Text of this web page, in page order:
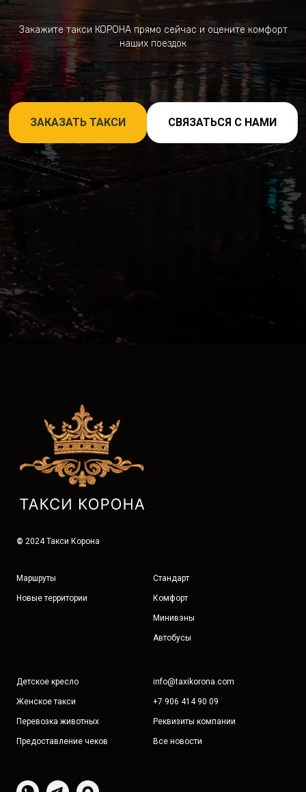
Закажите такси КОРОНА прямо сейчас и оцените комфорт
наших поездок
ЗАКАЗАТЬ ТАКСИ СВЯЗАТЬСЯ С НАМИ
© 2024 Такси Корона
Маршруты
Новые территории
Стандарт
Комфорт
Минивэны
Автобусы
Детское кресло
Женское такси
Перевозка животных
Предоставление чеков
info@taxikorona.com
+7 906 414 90 09
Реквизиты компании
Все новости